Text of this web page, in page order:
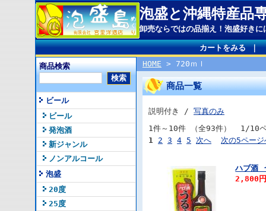
泡盛と沖縄特産
卸売ならではの品揃え！泡盛好き
カートをみる｜
商品検索
ビール
ビール
発泡酒
新ジャンル
ノンアルコール
泡盛
20度
25度
HOME > 720ｍｌ
商品一覧
説明付き / 写真のみ
1件～10件 （全93件） 1/10
1 2 3 4 5 次へ 次の5ページ
ハブ酒
2,800